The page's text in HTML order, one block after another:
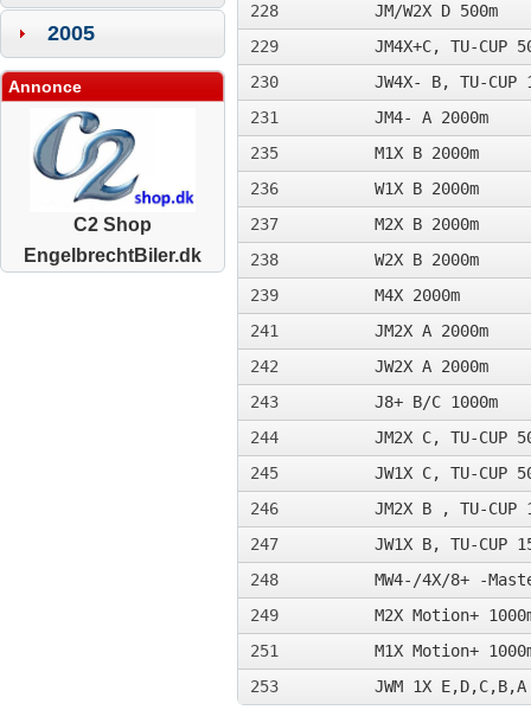
2005
Annonce
C2 Shop
EngelbrechtBiler.dk
228
JM/W2X D 500m
229
JM4X+C, TU-CUP
230
JW4X- B, TU-CUP
231
JM4- A 2000m
235
M1X B 2000m
236
W1X B 2000m
237
M2X B 2000m
238
W2X B 2000m
239
M4X 2000m
241
JM2X A 2000m
242
JW2X A 2000m
243
J8+ B/C 1000m
244
JM2X C, TU-CUP
245
JW1X C, TU-CUP
246
JM2X B , TU-CUP
247
JW1X B, TU-CUP
248
MW4-/4X/8+ -
249
M2X Motion+
251
M1X Motion+
253
JWM 1X